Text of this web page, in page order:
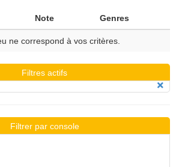
Note Genres
ne correspond à vos critères.
Filtres actifs
Filtrer par console